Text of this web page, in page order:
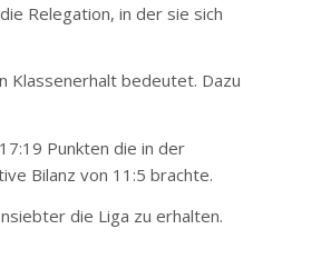
Relegation, in der sie sich
Klassenerhalt bedeutet. Dazu
Punkten die in der
Bilanz von 11:5 brachte.
die Liga zu erhalten.